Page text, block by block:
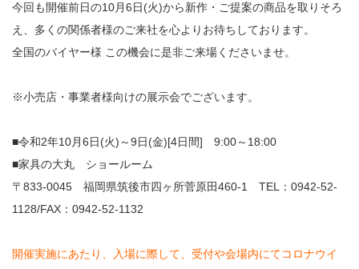
今回も開催前日の10月6日(火)から新作・ご提案の商品を取りそろ
え、多くの関係者様のご来社を心よりお待ちしております。
全国のバイヤー様 この機会に是非ご来場くださいませ。
※小売店・事業者様向けの展示会でございます。
■令和2年10月6日(火)～9日(金)[4日間] 9:00～18:00
■家具の大丸 ショールーム
〒833-0045 福岡県筑後市四ヶ所菅原田460-1 TEL：0942-52-
1128/FAX：0942-52-1132
開催実施にあたり、入場に際して、受付や会場内にてコロナウイ